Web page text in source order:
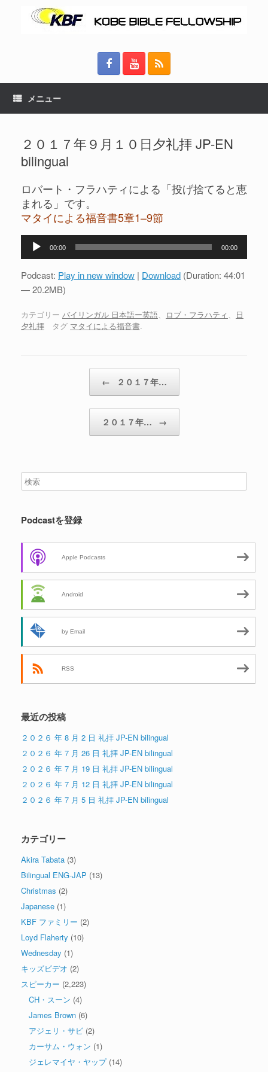
メニュー
２０１７年９月１０日夕礼拝 JP-EN
bilingual
ロバート・フラハティによる「投げ捨てると恵
まれる」です。
マタイによる福音書5章1–9節
プ
ヤ
ー
00:00 00:00
Podcast: Play in new window | Download (Duration: 44:01
— 20.2MB)
カテゴリー バイリンガル 日本語ー英語、 ロブ・フラハティ、
日
夕礼拝 タグ マタイによる福音書.
← ２０１７年…
２０１７年… →
Podcastを登録
Apple Podcasts
Android
by Email
RSS
最近の投稿
２０２６ 年 8 月 2 日 礼拝 JP-EN bilingual
２０２６ 年 7 月 26 日 礼拝 JP-EN bilingual
２０２６ 年 7 月 19 日 礼拝 JP-EN bilingual
２０２６ 年 7 月 12 日 礼拝 JP-EN bilingual
２０２６ 年 7 月 5 日 礼拝 JP-EN bilingual
カテゴリー
Akira Tabata (3)
Bilingual ENG-JAP (13)
Christmas (2)
Japanese (1)
KBF ファミリー (2)
Loyd Flaherty (10)
Wednesday (1)
キッズビデオ (2)
スピーカー (2,223)
CH・スーン (4)
James Brown (6)
アジェリ・サビ (2)
カーサム・ウォン (1)
ジェレマイヤ・ヤップ(14)